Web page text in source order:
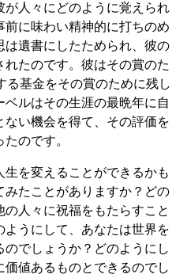
人々にどのように覚えられ
に味わい精神的に打ちのめ
は遺書にしたためられ、彼の
たのです。彼はその賞のた
る基金をその賞のために残し
ルはその生涯の最晩年に自
い機会を得て、その評価を
のです。
を変えることができるかも
みたことがありますか？どの
人々に祝福をもたらすこと
うにして、あなたは世界を
でしょうか？どのようにし
値あるものとできるのでし